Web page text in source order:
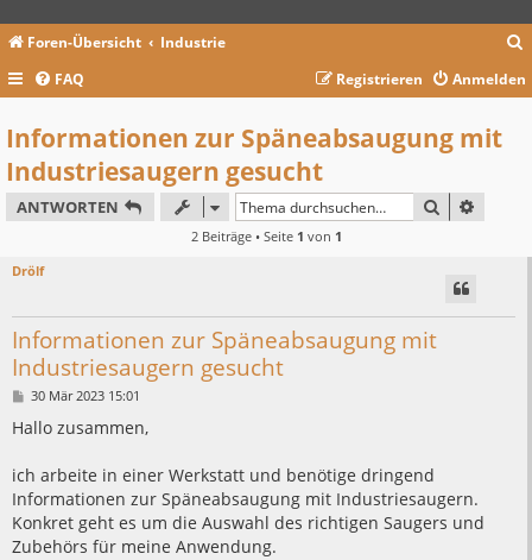
Foren-Übersicht Industrie
c
FAQ Anmelden
Registrieren
Informationen zur Späneabsaugung mit
Industriesaugern gesucht
ANTWORTEN SUCHE
2 Beiträge • Seite 1 von 1
Drölf
Informationen zur Späneabsaugung mit
Industriesaugern gesucht
B
i
a
g
30 Mär 2023 15:01
Hallo zusammen,
ich arbeite in einer Werkstatt und benötige dringend
Informationen zur Späneabsaugung mit Industriesaugern.
Konkret geht es um die Auswahl des richtigen Saugers und
Zubehörs für meine Anwendung.